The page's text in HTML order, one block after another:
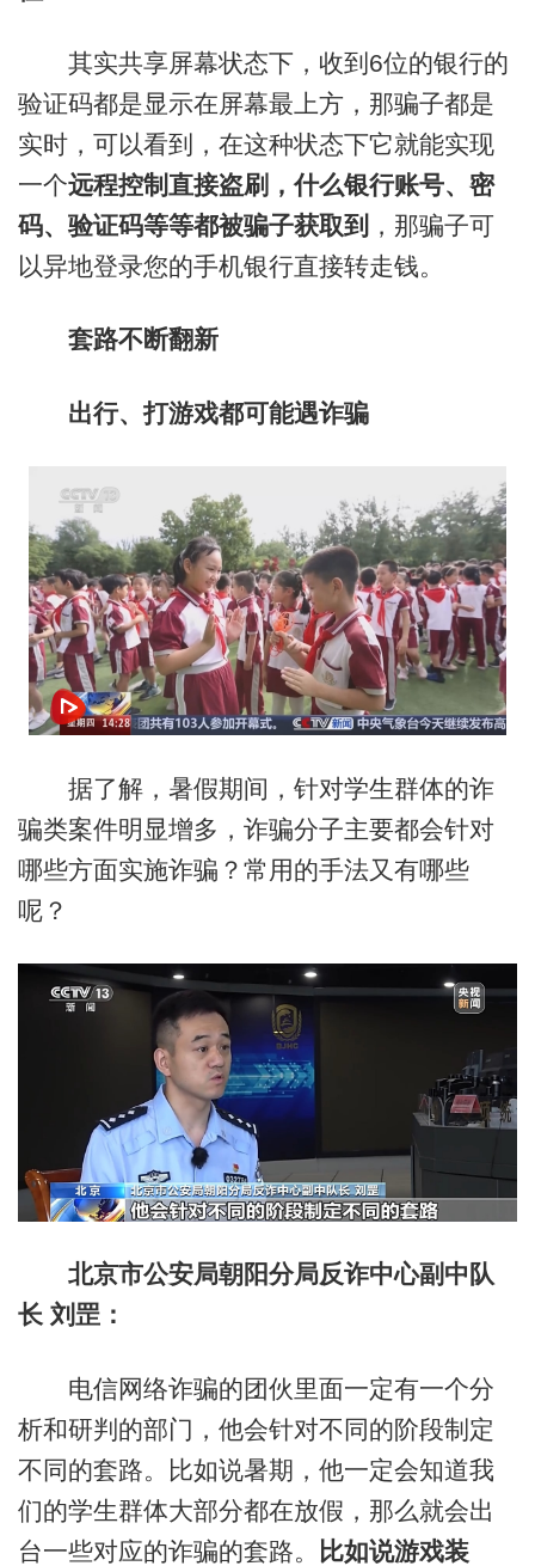
其实共享屏幕状态下，收到6位的银行的
验证码都是显示在屏幕最上方，那骗子都是
实时，可以看到，在这种状态下它就能实现
一个远程控制直接盗刷，什么银行账号、密
码、验证码等等都被骗子获取到
，那骗子可
以异地登录您的手机银行直接转走钱。
套路不断翻新
出行、打游戏都可能遇诈骗
据了解，暑假期间，针对学生群体的诈
骗类案件明显增多，诈骗分子主要都会针对
哪些方面实施诈骗？常用的手法又有哪些
呢？
北京市公安局朝阳分局反诈中心副中队
长 刘罡：
电信网络诈骗的团伙里面一定有一个分
析和研判的部门，他会针对不同的阶段制定
不同的套路。比如说暑期，他一定会知道我
们的学生群体大部分都在放假，那么就会出
台一些对应的诈骗的套路。
比如说游戏装